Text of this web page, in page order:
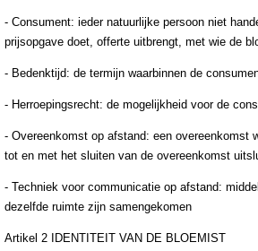
- Consument: ieder natuurlijke persoon niet
prijsopgave doet, offerte uitbrengt, met wie de
- Bedenktijd: de termijn waarbinnen de
- Herroepingsrecht: de mogelijkheid voor de
- Overeenkomst op afstand: een overeenkomst
tot en met het sluiten van de overeenkomst
- Techniek voor communicatie op afstand:
dezelfde ruimte zijn samengekomen
Artikel 2 IDENTITEIT VAN DE BLOEMIST